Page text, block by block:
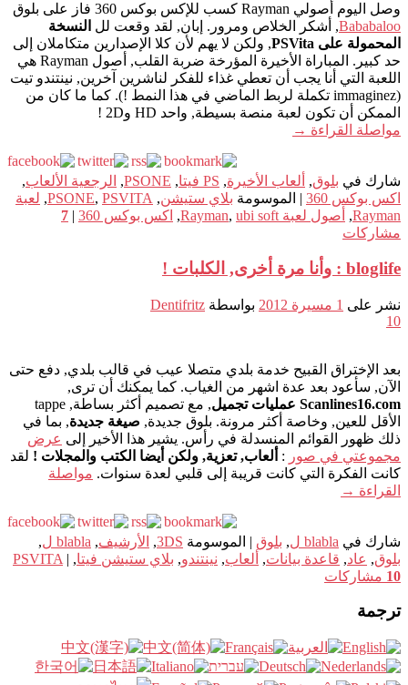
وصل اليوم أصولي Rayman كسب للإكس بوكس 360 فاز على بلوق
Bababaloo, أشكر الخلاص ومرور. إبان, لقد وقعت لل النسخة
المحمولة على PSVita
, ولكن لا يهم لأن كلا الإصدارين متكاملان إلى
حد كبير. المباراة الأخيرة المؤرخة ضربة القلب, أصول Rayman هي
اللعبة التي أنا يجب أن تعطي غذاء للفكر لناشرين آخرين, نينتندو تيت
(immaginez تكملة لربط الماضي في هذا النمط !). كما ما كان من
الممكن أن تكون لعبة منصة بسيطة, واحد HD و2D !
مواصلة القراءة →
شارك في بلوق, ألعاب الأخيرة, PS فيتا ,
PSONE
, الرجعية الألعاب,
اكس بوكس 360
| الموسومة بلاي ستيشن,
PSONE, PSVITA
, لعبة
Rayman
, أصول لعبة Rayman , ubi soft
, اكس بوكس 360 |
7
مشاركات
bloglife : وأنا مرة أخرى, الكلبات !
نشر على 1 مسيرة 2012 بواسطة Dentifritz
10
بعد الإختراق القبيح خدمة بلدي متصلا عيب في قالب بلدي, دفع حتى
الآن, سأعود بعد عدة اشهر من الغياب. كما يمكنك أن ترى,
Scanlines16.com عمليات تجميل
, مع تصميم أكثر بساطة, tappe
الأقل للعين, وخاصة أكثر مرونة. بلوق جديدة, صيغة جديدة, بما في
ذلك ظهور القوائم المنسدلة في رأس. يشير هذا الأخير إلى عرض
مجموعتي في صور : ألعاب, تعزية, ولكن أيضا الكتب والمجلات ! لقد
كانت الفكرة التي كانت قريبة إلى قلبي لعدة سنوات. مواصلة
القراءة →
شارك في blabla ل , بلوق | الموسومة 3DS
, الأرشيف, blabla ل
,
بلوق, عاد, قاعدة بيانات, ألعاب, نينتندو, بلاي ستيشن فيتا,
PSVITA |
10 مشاركات
ترجمة